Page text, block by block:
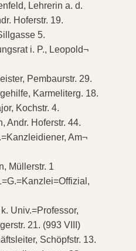
Lehrerin a. d.
Hoferstr. 19.
5.
i. P., Leopold¬
Pembaurstr. 29.
Karmeliterg. 18.
Kochstr. 4.
Andr. Hoferstr. 44.
Am¬
Müllerstr. 1
Univ.=Professor,
21. (993 VIII)
Schöpfstr. 13.